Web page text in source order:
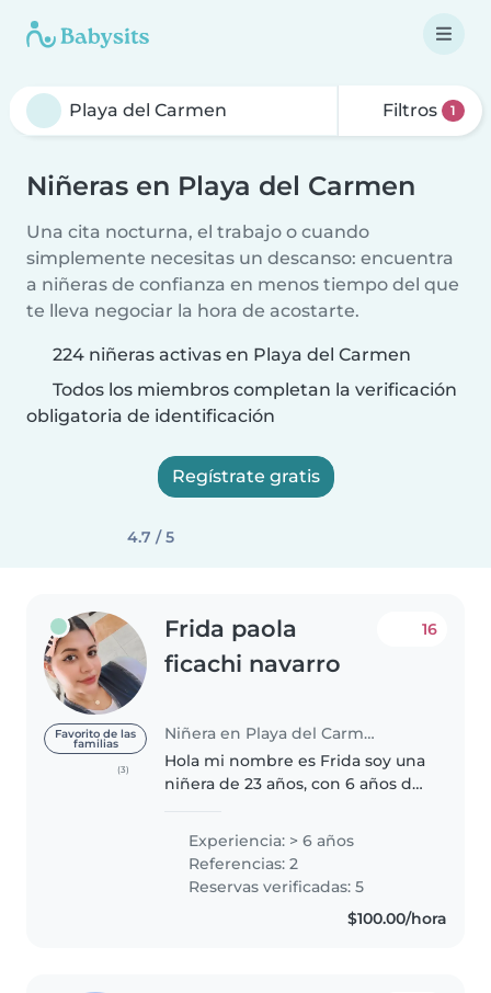
Filtros 1
Niñeras en Playa del Carmen
Una cita nocturna, el trabajo o cuando
simplemente necesitas un descanso: encuentra
a niñeras de confianza en menos tiempo del que
te lleva negociar la hora de acostarte.
224 niñeras activas en Playa del Carmen
Todos los miembros completan la verificación
obligatoria de identificación
Regístrate gratis
4.7 / 5
Favorito de las
familias
(3)
Frida paola
ficachi navarro
Niñera en Playa del Carmen
16
Hola mi nombre es Frida soy una
niñera de 23 años, con 6 años de
edad maternal y preescolares.
Soy responsable, amigable y
empática, y me encanta trabajar..
Experiencia: > 6 años
Referencias: 2
Reservas verificadas: 5
$100.00/hora